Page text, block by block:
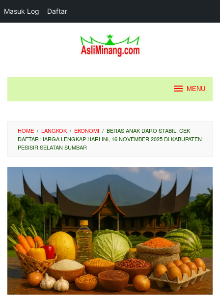
Masuk Log Daftar
MENU
HOME / LANGKOK / EKONOMI / BERAS ANAK DARO STABIL, CEK
DAFTAR HARGA LENGKAP HARI INI, 16 NOVEMBER 2025 DI KABUPATEN
PESISIR SELATAN SUMBAR